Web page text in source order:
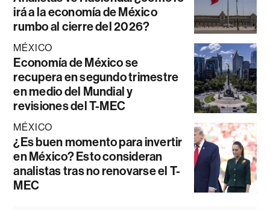
irá a la economía de México
rumbo al cierre del 2026?
MÉXICO
Economía de México se
recupera en segundo trimestre
en medio del Mundial y
revisiones del T-MEC
MÉXICO
¿Es buen momento para invertir
en México? Esto consideran
analistas tras no renovarse el T-
MEC